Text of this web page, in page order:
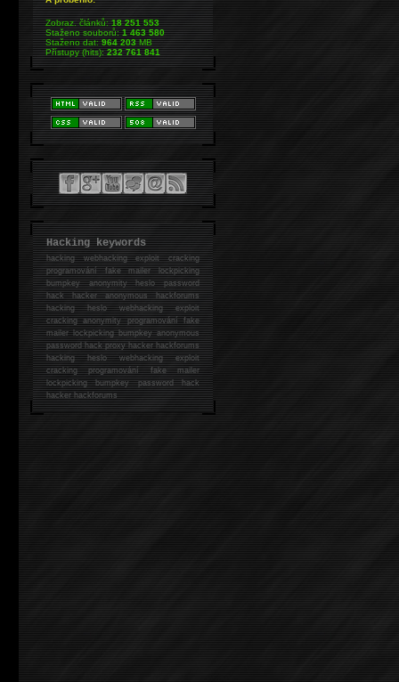
Zobraz. článků:18 251 553
Staženo souborů:1 463 580
Staženo dat:964 203MB
Přístupy (hits):232 761 841
Hacking keywords
hackingwebhacking exploit cracking
programování fake mailer lockpicking
bumpkey anonymity heslo password
hackhacker anonymous hackforums
hackingheslo webhacking exploit
cracking anonymity programování fake
mailer lockpicking bumpkey anonymous
password hack proxy hacker hackforums
hacking heslo webhacking exploit
cracking programování fake mailer
lockpicking bumpkey password hack
hackerhackforums